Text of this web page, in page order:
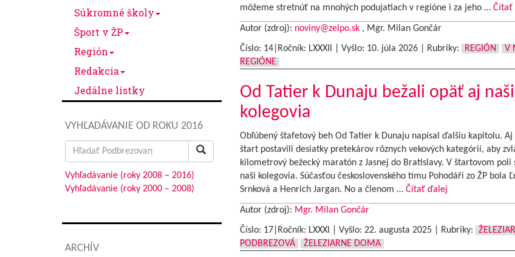
Súkromné školy
Šport v ŽP
Región
Redakcia
Jedálne lístky
VYHĽADÁVANIE OD ROKU 2016
Search
for:
Vyhľadávanie (roky 2008 – 2016)
Vyhľadávanie (roky 2000 – 2008)
ARCHÍV
môžeme stretnúť na mnohých podujatiach v regióne i za jeho … Čítať
Autor (zdroj): noviny@zelpo.sk, Mgr. Milan Gončár
Číslo: 14|Ročník: LXXXIl | Vyšlo: 10. júla 2026| Rubriky: REGIÓN
V
REGIÓNE
Od Tatier k Dunaju bežali opäť aj naši
kolegovia
Obľúbený štafetový beh Od Tatier k Dunaju napísal ďalšiu kapitolu.
štart postavili desiatky pretekárov rôznych vekových kategórií, aby
kilometrový bežecký maratón z Jasnej do Bratislavy. V štartovom poli
naši kolegovia. Súčasťou československého tímu Pohodáři zo ŽP bola
Srnková a Henrich Jargan. No a členom … Čítať ďalej
Autor (zdroj): Mgr. Milan Gončár
Číslo: 17|Ročník: LXXXI | Vyšlo: 22. augusta 2025| Rubriky:
PODBREZOVÁ
ŽELEZIARNE DOMA